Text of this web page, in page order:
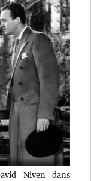
Niven dans